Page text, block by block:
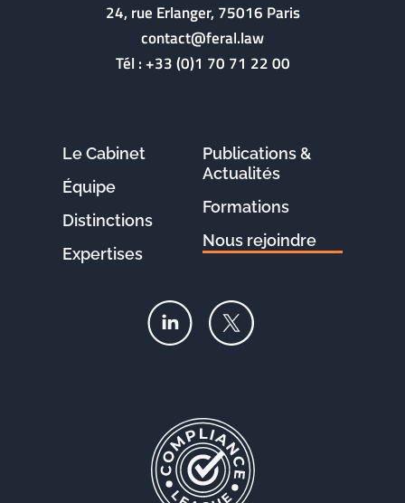
24, rue Erlanger, 75016 Paris
contact@feral.law
Tél :+33 (0)1 70 71 22 00
Le Cabinet
Équipe
Distinctions
Expertises
Publications &
Actualités
Formations
Nous rejoindre